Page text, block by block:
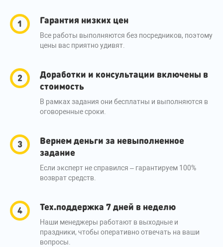
Гарантия низких цен
Все работы выполняются без посредников, поэтому
цены вас приятно удивят.
Доработки и консультации включены в
стоимость
В рамках задания они бесплатны и выполняются в
оговоренные сроки.
Вернем деньги за невыполненное
задание
Если эксперт не справился – гарантируем 100%
возврат средств.
Тех.поддержка 7 дней в неделю
Наши менеджеры работают в выходные и
праздники, чтобы оперативно отвечать на ваши
вопросы.